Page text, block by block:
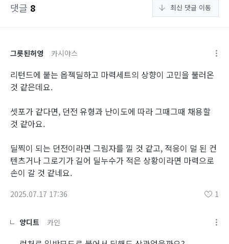
댓글 8 최신 댓글 이동
그릇된허영 카시야스
리턴드에 붙는 옵젝딜하고 마력세트의 상향이 고민을 불러온
것 같은데요.
셋포가 같다면, 던전 유형과 난이도에 따라 그때그때 채용할
것 같아요.
딜찍이 되는 던전이라면 그림자를 낄 것 같고, 적응이 덜 된 컨
텐츠거나 그로기가 길어 딜누수가 적은 상황이라면 마력으로
손이 갈 것 같네요.
2025.07.17 17:36 1
양디트 카인